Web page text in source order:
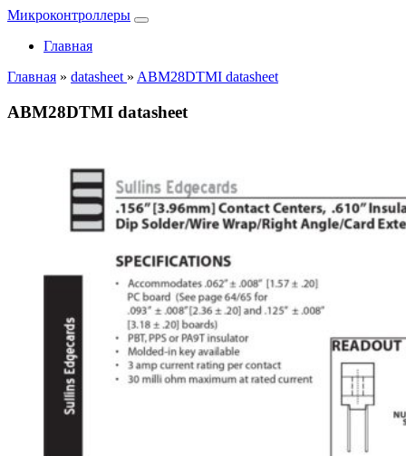
Микроконтроллеры
Главная
Главная » datasheet » ABM28DTMI datasheet
ABM28DTMI datasheet